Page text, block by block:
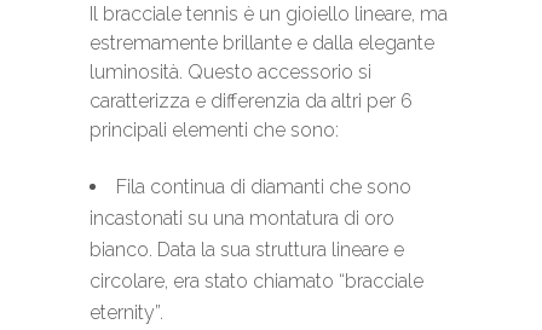
Il bracciale tennis è un gioiello lineare, ma
estremamente brillante e dalla elegante
luminosità. Questo accessorio si
caratterizza e differenzia da altri per 6
principali elementi che sono:
Fila continua di diamanti che sono
incastonati su una montatura di oro
bianco. Data la sua struttura lineare e
circolare, era stato chiamato “bracciale
eternity”.